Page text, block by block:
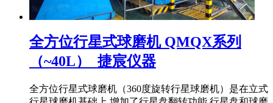
全方位行星式球磨机 QMQX系列
（~40L）_捷宸仪器
全方位行星式球磨机（360度旋转行星球磨机）是在立式